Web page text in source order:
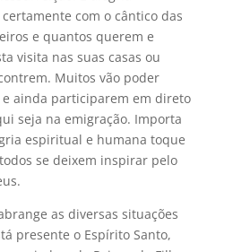
com o cântico das
e quantos querem e
visita nas suas casas ou
Muitos vão poder
ainda participarem em direto
seja na emigração. Importa
espiritual e humana toque
se deixem inspirar pelo
as diversas situações
presente o Espírito Santo,